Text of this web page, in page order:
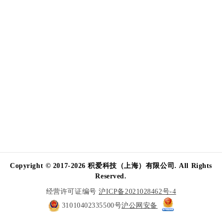
Copyright © 2017-2026 积爱科技（上海）有限公司. All Rights
Reserved.
经营许可证编号沪ICP备2021028462号-4
31010402335500号沪公网安备